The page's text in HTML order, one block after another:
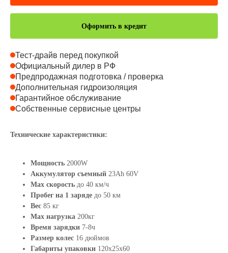
Оформить в кредит
Тест-драйв перед покупкой
Официальный дилер в РФ
Предпродажная подготовка / проверка
Дополнительная гидроизоляция
Гарантийное обслуживание
Собственные сервисные центры
Технические характеристики:
Мощность 2000W
Аккумулятор съемный 23Аh 60V
Max скорость до 40 км/ч
Пробег на 1 заряде до 50 км
Вес 85 кг
Max нагрузка 200кг
Время зарядки 7-8ч
Размер колес 16 дюймов
Габариты упаковки 120х25х60